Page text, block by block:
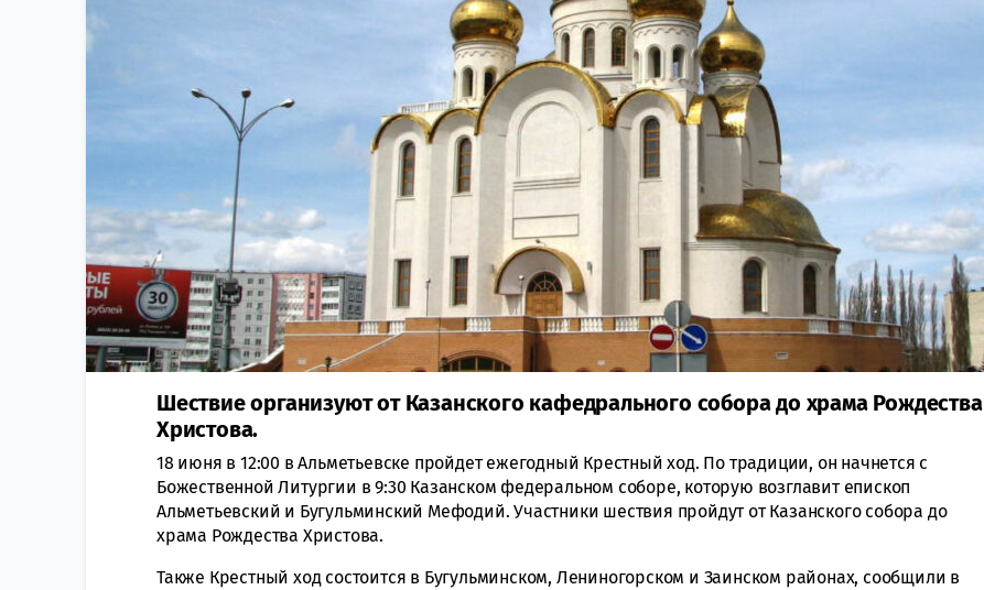
Шествие организуют от Казанского кафедрального собора до храма Рождества
Христова.
18 июня в 12:00 в Альметьевске пройдет ежегодный Крестный ход. По традиции, он начнется с
Божественной Литургии в 9:30 Казанском федеральном соборе, которую возглавит епископ
Альметьевский и Бугульминский Мефодий. Участники шествия пройдут от Казанского собора до
храма Рождества Христова.
Также Крестный ход состоится в Бугульминском, Лениногорском и Заинском районах, сообщили в